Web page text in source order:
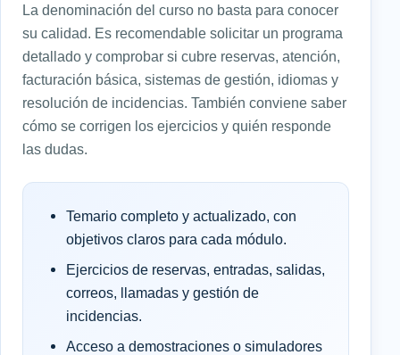
La denominación del curso no basta para conocer
su calidad. Es recomendable solicitar un programa
detallado y comprobar si cubre reservas, atención,
facturación básica, sistemas de gestión, idiomas y
resolución de incidencias. También conviene saber
cómo se corrigen los ejercicios y quién responde
las dudas.
Temario completo y actualizado, con
objetivos claros para cada módulo.
Ejercicios de reservas, entradas, salidas,
correos, llamadas y gestión de
incidencias.
Acceso a demostraciones o simuladores